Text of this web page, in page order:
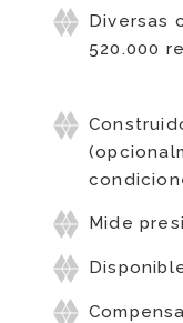
Diversas
520.000
Mide